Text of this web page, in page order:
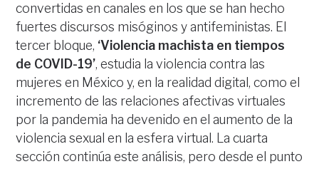
convertidas en canales en los que se han hecho
fuertes discursos misóginos y antifeministas. El
tercer bloque, ‘Violencia machista en tiempos
de COVID-19’, estudia la violencia contra las
mujeres en México y, en la realidad digital, como el
incremento de las relaciones afectivas virtuales
por la pandemia ha devenido en el aumento de la
violencia sexual en la esfera virtual. La cuarta
sección continúa este análisis, pero desde el punto